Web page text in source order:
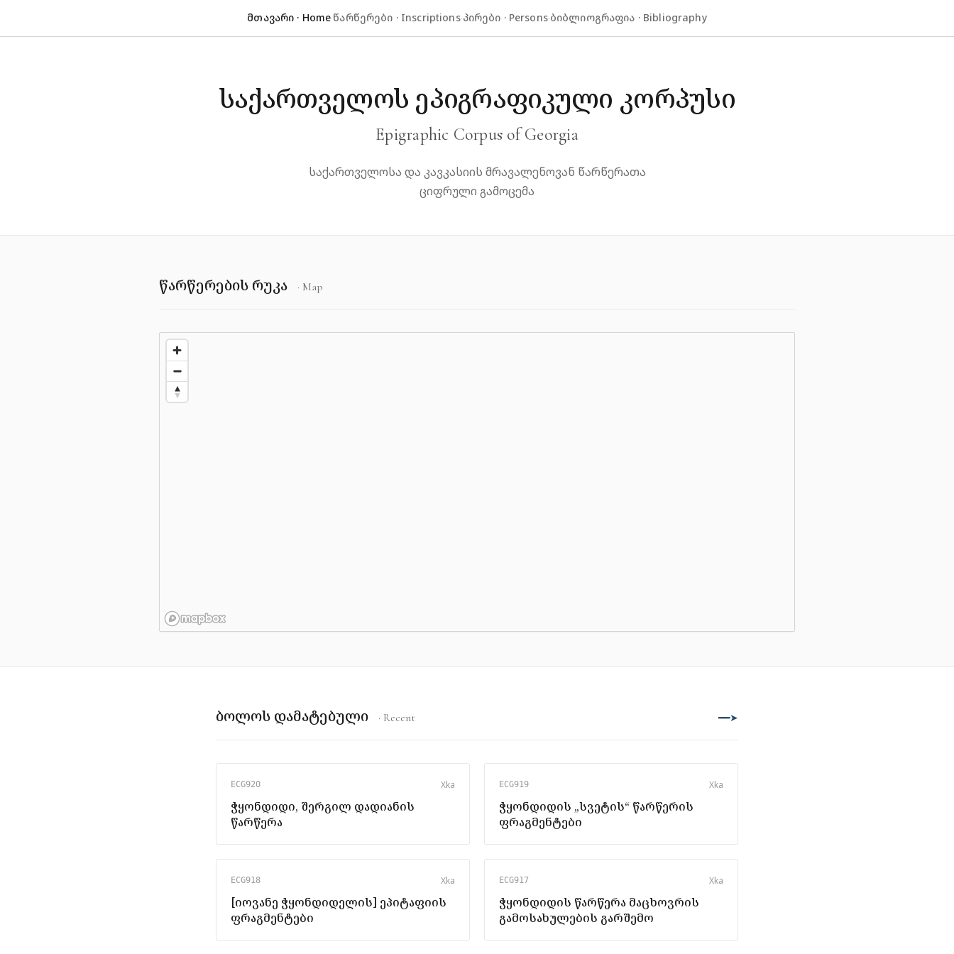
მთავარი · Home·წარწერები · Inscriptions·პირები · Persons·ბიბლიოგრაფია · Bibliography
საქართველოს ეპიგრაფიკული კორპუსი
Epigraphic Corpus of Georgia
საქართველოსა და კავკასიის მრავალენოვან წარწერათა
ციფრული გამოცემა
წარწერების რუკა · Map
ბოლოს დამატებული · Recent ━━➤
ECG920 Xka
ჭყონდიდი, შერგილ დადიანის
წარწერა
ECG919 Xka
ჭყონდიდის „სვეტის“ წარწერის
ფრაგმენტები
ECG918 Xka
[იოვანე ჭყონდიდელის] ეპიტაფიის
ფრაგმენტები
ECG917 Xka
ჭყონდიდის წარწერა მაცხოვრის
გამოსახულების გარშემო